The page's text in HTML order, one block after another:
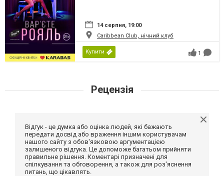
14 серпня, 19:00
Caribbean Club, нічний клуб
Купити 1
Рецензія
Відгук - це думка або оцінка людей, які бажають
передати досвід або враження іншим користувачам
нашого сайту з обов'язковою аргументацією
залишеного відгука. Це допоможе багатьом прийняти
правильне рішення. Коментарі призначені для
спілкування та обговорення, а також для роз'яснення
питань, що цікавлять.